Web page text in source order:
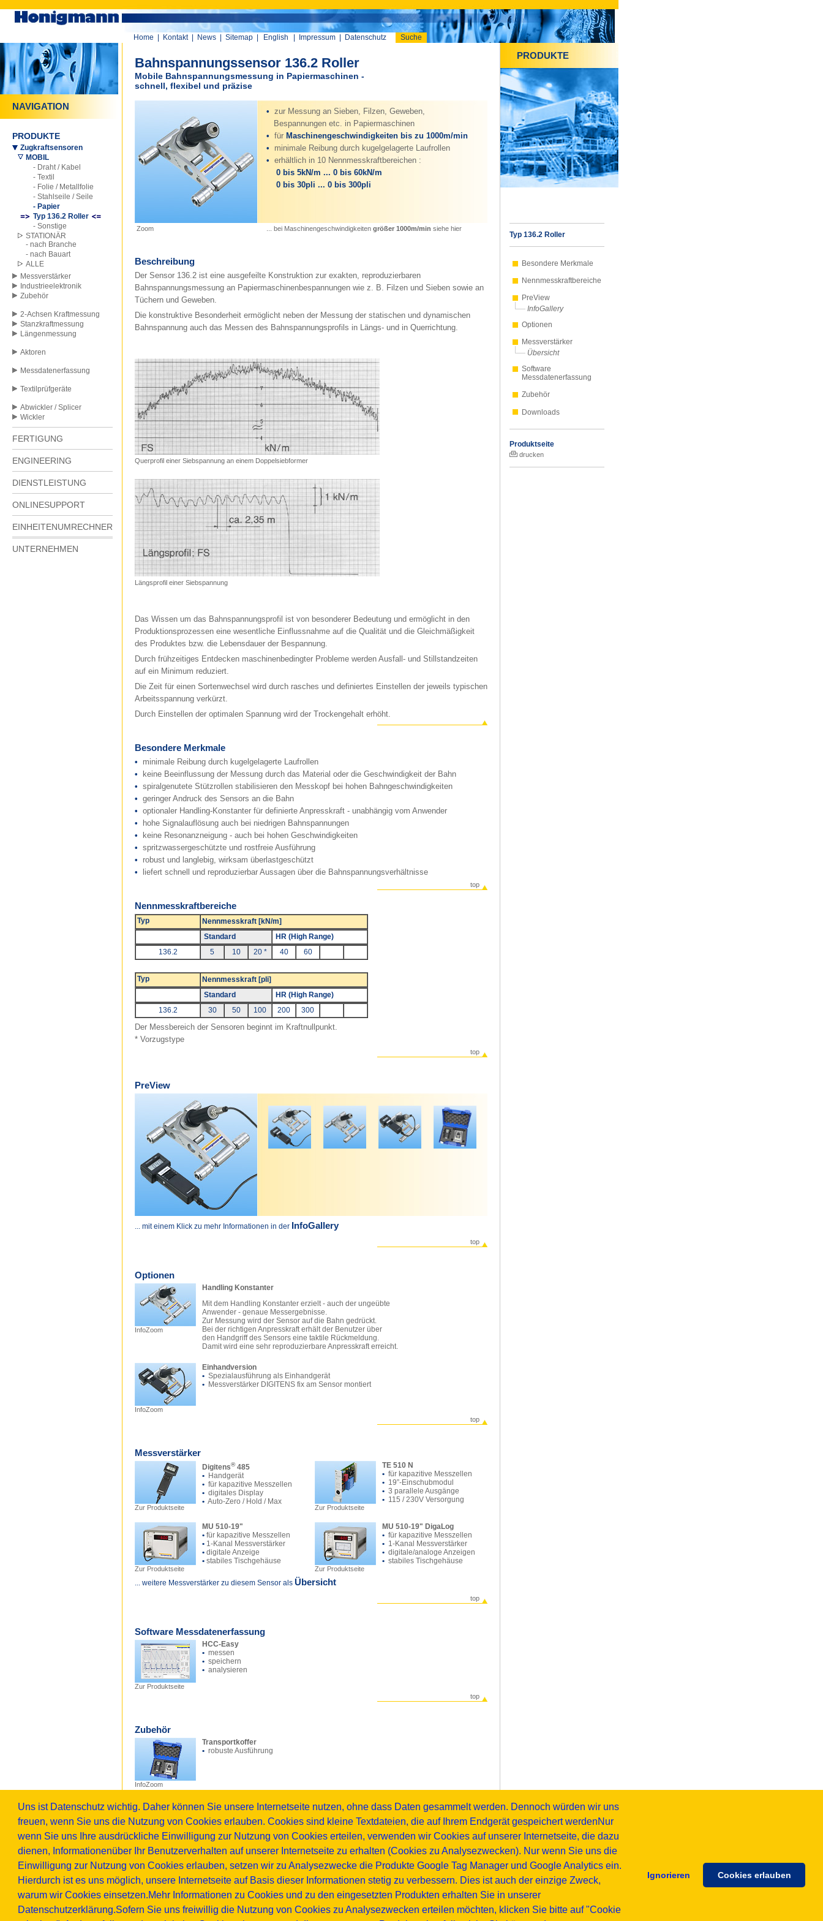
Uns ist Datenschutz wichtig. Daher können Sie unsere Internetseite nutzen, ohne dass Daten gesammelt werden. Dennoch würden wir uns
freuen, wenn Sie uns die Nutzung von Cookies erlauben. Cookies sind kleine Textdateien, die auf Ihrem Endgerät gespeichert werdenNur
wenn Sie uns Ihre ausdrückliche Einwilligung zur Nutzung von Cookies erteilen, verwenden wir Cookies auf unserer Internetseite, die dazu
dienen, Informationenüber Ihr Benutzerverhalten auf unserer Internetseite zu erhalten (Cookies zu Analysezwecken). Nur wenn Sie uns die
Einwilligung zur Nutzung von Cookies erlauben, setzen wir zu Analysezwecke die Produkte Google Tag Manager und Google Analytics ein.
Hierdurch ist es uns möglich, unsere Internetseite auf Basis dieser Informationen stetig zu verbessern. Dies ist auch der einzige Zweck,
warum wir Cookies einsetzen.Mehr Informationen zu Cookies und zu den eingesetzten Produkten erhalten Sie in unserer
Datenschutzerklärung.Sofern Sie uns freiwillig die Nutzung von Cookies zu Analysezwecken erteilen möchten, klicken Sie bitte auf "Cookie
Ignorieren Cookies erlauben
Home Kontakt News Sitemap English Impressum Datenschutz Suche
NAVIGATION
PRODUKTE
Zugkraftsensoren
MOBIL
- Draht / Kabel
- Textil
- Folie / Metallfolie
- Stahlseile / Seile
- Papier
Typ 136.2 Roller
- Sonstige
STATIONÄR
- nach Branche
- nach Bauart
ALLE
Messverstärker
Industrieelektronik
Zubehör
2-Achsen Kraftmessung
Stanzkraftmessung
Längenmessung
Aktoren
Messdatenerfassung
Textilprüfgeräte
Abwickler / Splicer
Wickler
FERTIGUNG
ENGINEERING
DIENSTLEISTUNG
ONLINESUPPORT
EINHEITENUMRECHNER
UNTERNEHMEN
Bahnspannungssensor 136.2 Roller
Mobile Bahnspannungsmessung in Papiermaschinen -
schnell, flexibel und präzise
• zur Messung an Sieben, Filzen, Geweben,
Bespannungen etc. in Papiermaschinen
• für Maschinengeschwindigkeiten bis zu 1000m/min
•
minimale Reibung durch kugelgelagerte Laufrollen
• erhältlich in 10 Nennmesskraftbereichen :
0 bis 5kN/m ... 0 bis 60kN/m
0 bis 30pli ... 0 bis 300pli
Zoom ... bei Maschinengeschwindigkeiten größer 1000m/min siehe hier
Beschreibung
Der Sensor 136.2 ist eine ausgefeilte Konstruktion zur exakten, reproduzierbaren
Bahnspannungsmessung an Papiermaschinenbespannungen wie z. B. Filzen und Sieben sowie an
Tüchern und Geweben.
Die konstruktive Besonderheit ermöglicht neben der Messung der statischen und dynamischen
Bahnspannung auch das Messen des Bahnspannungsprofils in Längs- und in Querrichtung.
Querprofil einer Siebspannung an einem Doppelsiebformer
Längsprofil einer Siebspannung
Das Wissen um das Bahnspannungsprofil ist von besonderer Bedeutung und ermöglicht in den
Produktionsprozessen eine wesentliche Einflussnahme auf die Qualität und die Gleichmäßigkeit
des Produktes bzw. die Lebensdauer der Bespannung.
Durch frühzeitiges Entdecken maschinenbedingter Probleme werden Ausfall- und Stillstandzeiten
auf ein Minimum reduziert.
Die Zeit für einen Sortenwechsel wird durch rasches und definiertes Einstellen der jeweils typischen
Arbeitsspannung verkürzt.
Durch Einstellen der optimalen Spannung wird der Trockengehalt erhöht.
Besondere Merkmale
•
minimale Reibung durch kugelgelagerte Laufrollen
•
keine Beeinflussung der Messung durch das Material oder die Geschwindigkeit der Bahn
• spiralgenutete Stützrollen stabilisieren den Messkopf bei hohen Bahngeschwindigkeiten
• geringer Andruck des Sensors an die Bahn
• optionaler Handling-Konstanter für definierte Anpresskraft - unabhängig vom Anwender
•
hohe Signalauflösung auch bei niedrigen Bahnspannungen
•
keine Resonanzneigung - auch bei hohen Geschwindigkeiten
• spritzwassergeschützte und rostfreie Ausführung
•
robust und langlebig, wirksam überlastgeschützt
•
liefert schnell und reproduzierbar Aussagen über die Bahnspannungsverhältnisse
top
Nennmesskraftbereiche
Typ
Nennmesskraft [kN/m]
Standard
HR (High Range)
136.2
5 10 20 * 40 60
Typ
Nennmesskraft [pli]
Standard
HR (High Range)
136.2
30 50 100 200 300
Der Messbereich der Sensoren beginnt im Kraftnullpunkt.
* Vorzugstype
top
PreView
... mit einem Klick zu mehr Informationen in der InfoGallery
top
Optionen
InfoZoom
Handling Konstanter
Mit dem Handling Konstanter erzielt - auch der ungeübte
Anwender - genaue Messergebnisse.
Zur Messung wird der Sensor auf die Bahn gedrückt.
Bei der richtigen Anpresskraft erhält der Benutzer über
den Handgriff des Sensors eine taktile Rückmeldung.
Damit wird eine sehr reproduzierbare Anpresskraft erreicht.
InfoZoom
Einhandversion
• Spezialausführung als Einhandgerät
• Messverstärker DIGITENS fix am Sensor montiert
top
Messverstärker
Zur Produktseite
Digitens®485
• Handgerät
• für kapazitive Messzellen
• digitales Display
• Auto-Zero / Hold / Max
Zur Produktseite
TE 510 N
• für kapazitive Messzellen
• 19”-Einschubmodul
• 3 parallele Ausgänge
• 115 / 230V Versorgung
Zur Produktseite
MU 510-19"
• für kapazitive Messzellen
• 1-Kanal Messverstärker
• digitale Anzeige
• stabiles Tischgehäuse
Zur Produktseite
MU 510-19" DigaLog
• für kapazitive Messzellen
• 1-Kanal Messverstärker
• digitale/analoge Anzeigen
• stabiles Tischgehäuse
... weitere Messverstärker zu diesem Sensor als Übersicht
top
Software Messdatenerfassung
Zur Produktseite
HCC-Easy
• messen
• speichern
• analysieren
top
Zubehör
InfoZoom
Transportkoffer
• robuste Ausführung
Downloads
K653033 - Maßzeichnung 136.2
Handling-Konstanter / Einhandausführung
PDF-Datei | 49k
K653132- Maßzeichnung 136.2
ohne Handling-Konstanter
PDF-Datei | 34k
K653131- Maßzeichnung 136.2
Handling-Konstanter
PDF-Datei | 37k
Zur Anzeige von PDF-Dokumenten benötigen Sie den Adobe® Reader® -download
top
PRODUKTE
Typ 136.2 Roller
Besondere Merkmale
Nennmesskraftbereiche
PreView
InfoGallery
Optionen
Messverstärker
Übersicht
Software
Messdatenerfassung
Zubehör
Downloads
Produktseite
drucken